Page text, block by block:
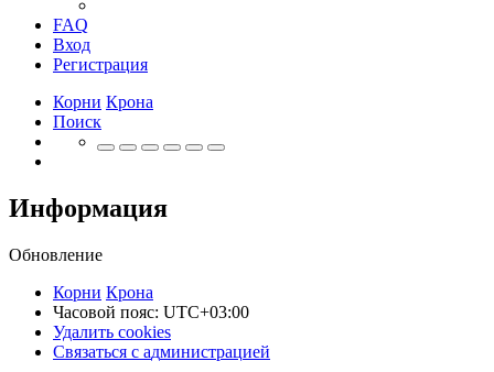
FAQ
Вход
Регистрация
Корни Крона
Поиск
Информация
Обновление
Корни Крона
Часовой пояс: UTC+03:00
Удалить cookies
Связаться
Связаться с администрацией